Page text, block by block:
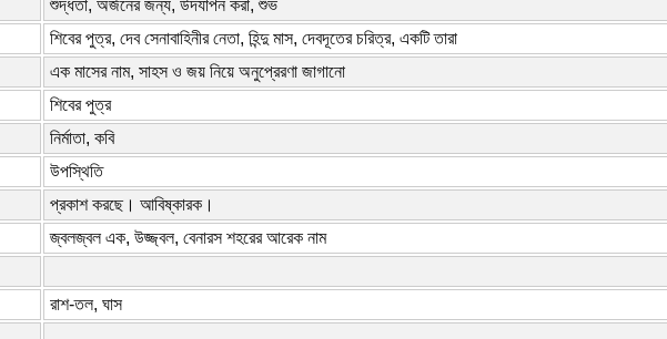
শুদ্ধতা, অর্জনের জন্য, উদযাপন করা, শুভ
শিবের পুত্র, দেব সেনাবাহিনীর নেতা, হিন্দু মাস, দেবদূতের চরিত্র, একটি তারা
এক মাসের নাম, সাহস ও জয় নিয়ে অনুপ্রেরণা জাগানো
শিবের পুত্র
নির্মাতা, কবি
উপস্থিতি
প্রকাশ করছে। আবিষ্কারক।
জ্বলজ্বল এক, উজ্জ্বল, বেনারস শহরের আরেক নাম
রাশ-তল, ঘাস